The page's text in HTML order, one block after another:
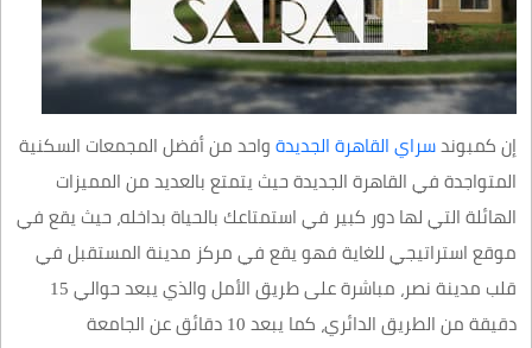
إن كمبوند سراي القاهرة الجديدة واحد من أفضل المجمعات السكنية
المتواجدة في القاهرة الجديدة حيث يتمتع بالعديد من المميزات
الهائلة التي لها دور كبير في استمتاعك بالحياة بداخله، حيث يقع في
موقع استراتيجي للغاية فهو يقع في مركز مدينة المستقبل في
قلب مدينة نصر، مباشرة على طريق الأمل والذي يبعد حوالي 15
دقيقة من الطريق الدائري، كما يبعد 10 دقائق عن الجامعة